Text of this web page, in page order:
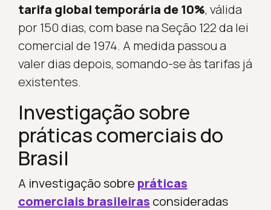
tarifa global temporária de 10%, válida
por 150 dias, com base na Seção 122 da lei
comercial de 1974. A medida passou a
valer dias depois, somando-se às tarifas já
existentes.
Investigação sobre
práticas comerciais do
Brasil
A investigação sobre práticas
comerciais brasileiras consideradas